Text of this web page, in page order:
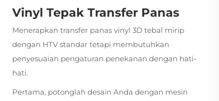
Vinyl Tepak Transfer Panas
Menerapkan transfer panas vinyl 3D tebal mirip
dengan HTV standar tetapi membutuhkan
penyesuaian pengaturan penekanan dengan hati-
hati.
Pertama, potonglah desain Anda dengan mesin